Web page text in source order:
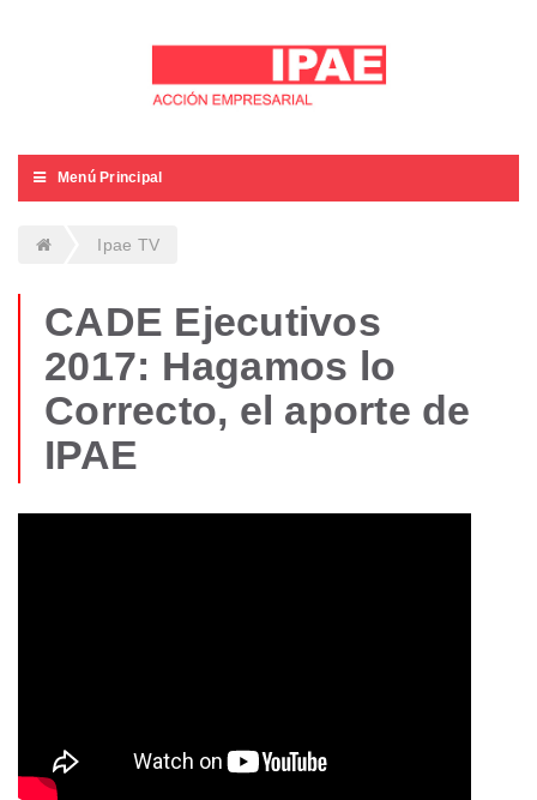
Menú Principal
Ipae TV
CADE Ejecutivos
2017: Hagamos lo
Correcto, el aporte de
IPAE